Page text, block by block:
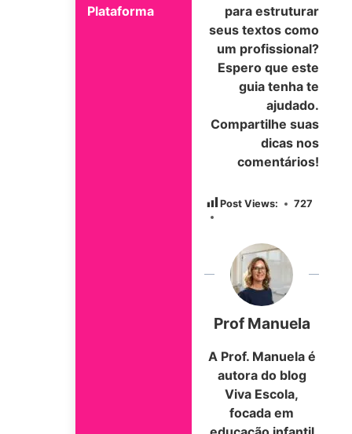
para estruturar
seus textos como
um profissional?
Espero que este
guia tenha te
ajudado.
Compartilhe suas
dicas nos
comentários!
Post Views: 727
Prof Manuela
A Prof. Manuela é
autora do blog
Viva Escola,
focada em